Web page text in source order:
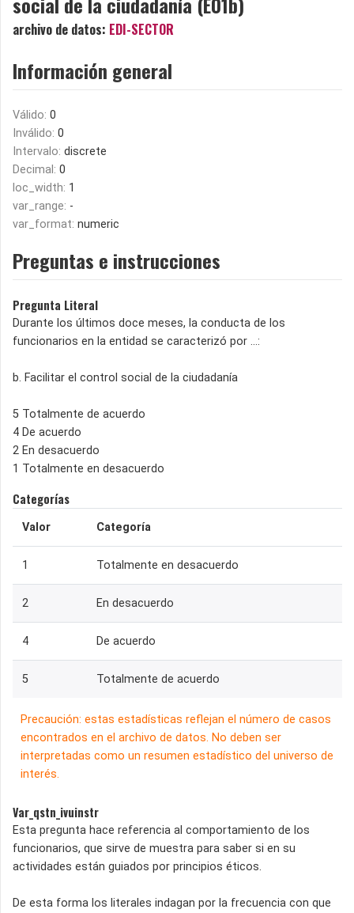
archivo de datos: EDI-SECTOR
Información general
Válido: 0
Inválido: 0
Intervalo: discrete
Decimal: 0
loc_width: 1
var_range: -
var_format: numeric
Preguntas e instrucciones
Pregunta Literal
Durante los últimos doce meses, la conducta de los
funcionarios en la entidad se caracterizó por …:
b. Facilitar el control social de la ciudadanía
5 Totalmente de acuerdo
4 De acuerdo
2 En desacuerdo
1 Totalmente en desacuerdo
Categorías
Valor Categoría
1 Totalmente en desacuerdo
2 En desacuerdo
4 De acuerdo
5 Totalmente de acuerdo
Precaución: estas estadísticas reflejan el número de casos
encontrados en el archivo de datos. No deben ser
interpretadas como un resumen estadístico del universo de
interés.
Var_qstn_ivuinstr
Esta pregunta hace referencia al comportamiento de los
funcionarios, que sirve de muestra para saber si en su
actividades están guiados por principios éticos.
De esta forma los literales indagan por la frecuencia con que